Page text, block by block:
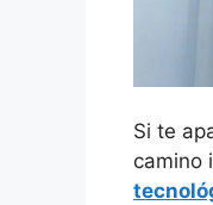
Si te
camino